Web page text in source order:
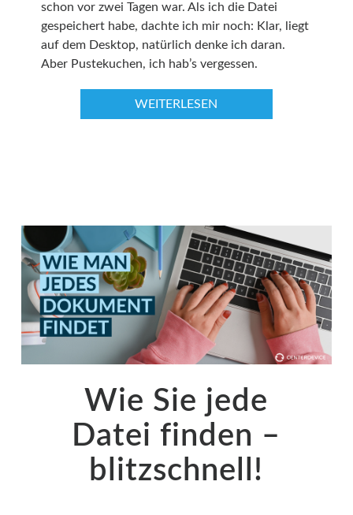
schon vor zwei Tagen war. Als ich die Datei
gespeichert habe, dachte ich mir noch: Klar, liegt
auf dem Desktop, natürlich denke ich daran.
Aber Pustekuchen, ich hab’s vergessen.
WEITERLESEN
Wie Sie jede
Datei finden –
blitzschnell!